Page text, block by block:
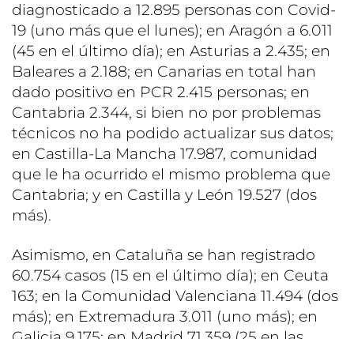
diagnosticado a 12.895 personas con Covid-
19 (uno más que el lunes); en Aragón a 6.011
(45 en el último día); en Asturias a 2.435; en
Baleares a 2.188; en Canarias en total han
dado positivo en PCR 2.415 personas; en
Cantabria 2.344, si bien no por problemas
técnicos no ha podido actualizar sus datos;
en Castilla-La Mancha 17.987, comunidad
que le ha ocurrido el mismo problema que
Cantabria; y en Castilla y León 19.527 (dos
más).
Asimismo, en Cataluña se han registrado
60.754 casos (15 en el último día); en Ceuta
163; en la Comunidad Valenciana 11.494 (dos
más); en Extremadura 3.011 (uno más); en